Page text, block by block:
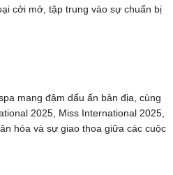
cởi mở, tập trung vào sự chuẩn bị
mang đậm dấu ấn bản địa, cùng
2025, Miss International 2025,
hóa và sự giao thoa giữa các cuộc